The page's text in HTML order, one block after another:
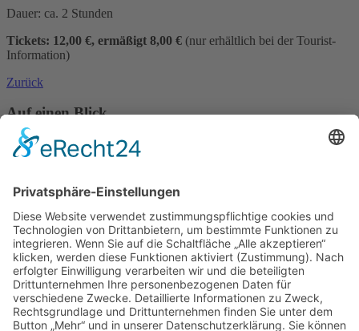
Dauer: ca. 2 Stunden
Tickets: 12,00 €, ermäßigt 8,00 € (nur erhältlich bei der Tourist-
Information)
Zurück
Auf einen Blick
Navigation überspringen
Bibliothek/Archiv
Musikalien-Leihmaterial
Publikationen
Links
Aktuelles
06.02.25
Neuer Telemann-Konferenzbericht erschienen
11.12.24